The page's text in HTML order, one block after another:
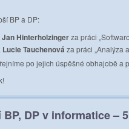
BP a DP:
Jan Hinterholzingerza práci
Lucie Tauchenová za práci „Analýza
po jejich úspěšné obhajobě a
DP v informatice –